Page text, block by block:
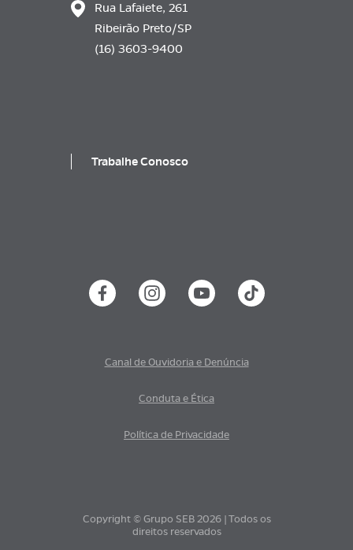
Rua Lafaiete, 261
Ribeirão Preto/SP
(16) 3603-9400
Trabalhe Conosco
Copyright © Grupo SEB 2026 | Todos os
direitos reservados
Política de Privacidade
Conduta e Ética
Canal de Ouvidoria e Denúncia